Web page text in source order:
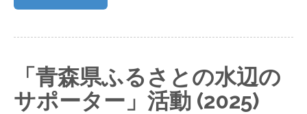
「青森県ふるさとの水辺の
サポーター」活動 (2025)